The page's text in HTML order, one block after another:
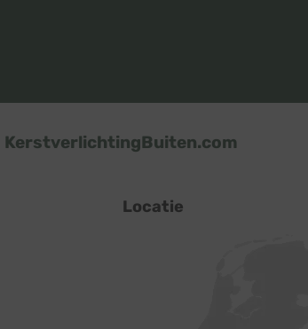
KerstverlichtingBuiten.com
Locatie